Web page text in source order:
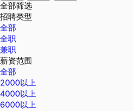
全部筛选
招聘类型
全部
全职
兼职
薪资范围
全部
2000以上
4000以上
6000以上